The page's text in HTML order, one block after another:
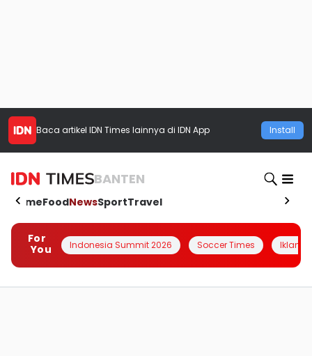
Baca artikel IDN Times lainnya di IDN App Install
BANTEN
HomeFoodNewsSportTravel
For
You
Indonesia Summit 2026 Soccer Times Iklanin